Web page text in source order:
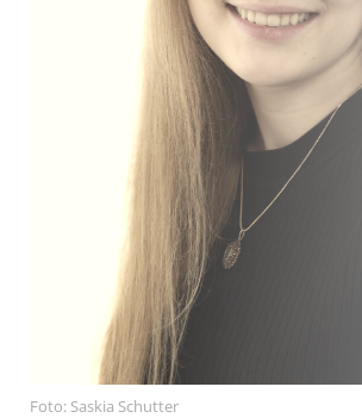
Foto: Saskia Schutter